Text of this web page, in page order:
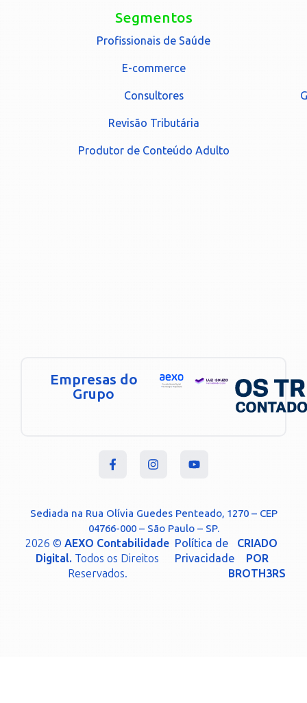
Segmentos
Profissionais de Saúde
E-commerce
Consultores
Revisão Tributária
Produtor de Conteúdo Adulto
Empresas do
Grupo
Sediada na Rua Olívia Guedes Penteado, 1270 – CEP
04766-000 – São Paulo – SP.
2026 ©AEXO Contabilidade
Digital. Todos os Direitos
Reservados.
Política de
Privacidade
CRIADO
POR
BROTH3RS